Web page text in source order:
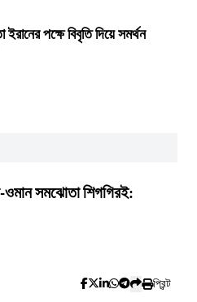
পক্ষে বিবৃতি দিয়ে সমর্থন
সমঝোতা শিগগিরই:
প্রিন্ট